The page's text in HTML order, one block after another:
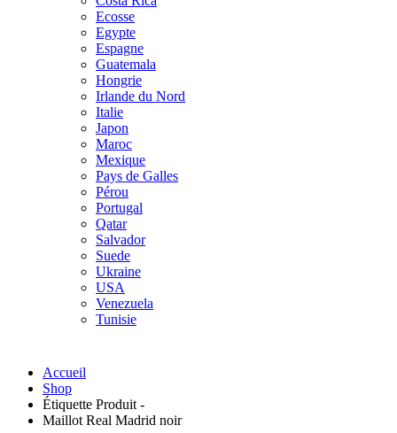
Ecosse
Egypte
Espagne
Guatemala
Hongrie
Irlande du Nord
Italie
Japon
Maroc
Mexique
Pays de Galles
Pérou
Portugal
Qatar
Salvador
Suede
Ukraine
USA
Venezuela
Tunisie
Accueil
Shop
Étiquette Produit -
Maillot Real Madrid noir